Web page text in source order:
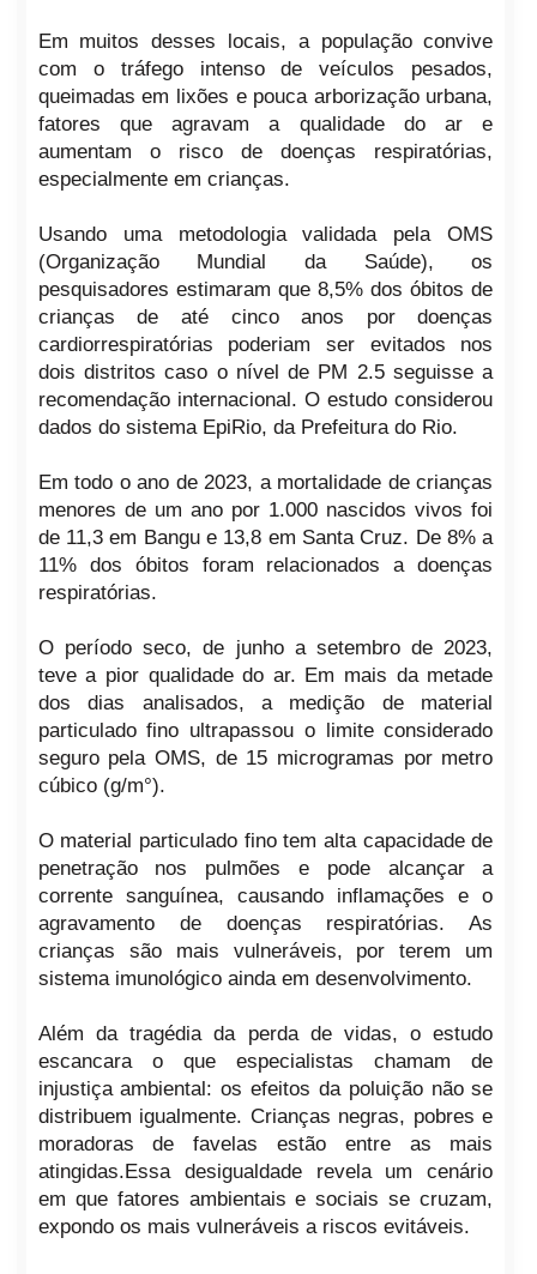
Em muitos desses locais, a população convive
com o tráfego intenso de veículos pesados,
queimadas em lixões e pouca arborização urbana,
fatores que agravam a qualidade do ar e
aumentam o risco de doenças respiratórias,
especialmente em crianças.
Usando uma metodologia validada pela OMS
(Organização Mundial da Saúde), os
pesquisadores estimaram que 8,5% dos óbitos de
crianças de até cinco anos por doenças
cardiorrespiratórias poderiam ser evitados nos
dois distritos caso o nível de PM 2.5 seguisse a
recomendação internacional. O estudo considerou
dados do sistema EpiRio, da Prefeitura do Rio.
Em todo o ano de 2023, a mortalidade de crianças
menores de um ano por 1.000 nascidos vivos foi
de 11,3 em Bangu e 13,8 em Santa Cruz. De 8% a
11% dos óbitos foram relacionados a doenças
respiratórias.
O período seco, de junho a setembro de 2023,
teve a pior qualidade do ar. Em mais da metade
dos dias analisados, a medição de material
particulado fino ultrapassou o limite considerado
seguro pela OMS, de 15 microgramas por metro
cúbico (g/m°).
O material particulado fino tem alta capacidade de
penetração nos pulmões e pode alcançar a
corrente sanguínea, causando inflamações e o
agravamento de doenças respiratórias. As
crianças são mais vulneráveis, por terem um
sistema imunológico ainda em desenvolvimento.
Além da tragédia da perda de vidas, o estudo
escancara o que especialistas chamam de
injustiça ambiental: os efeitos da poluição não se
distribuem igualmente. Crianças negras, pobres e
moradoras de favelas estão entre as mais
atingidas.Essa desigualdade revela um cenário
em que fatores ambientais e sociais se cruzam,
expondo os mais vulneráveis a riscos evitáveis.